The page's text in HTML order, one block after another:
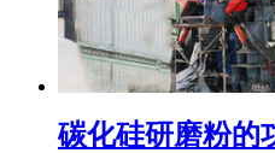
碳化硅研磨粉的